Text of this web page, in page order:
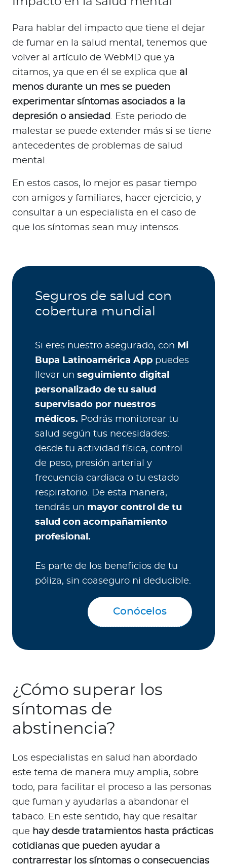
Para hablar del impacto que tiene el dejar
de fumar en la salud mental, tenemos que
volver al artículo de WebMD que ya
citamos, ya que en él se explica que al
menos durante un mes se pueden
experimentar síntomas asociados a la
depresión o ansiedad. Este periodo de
malestar se puede extender más si se tiene
antecedentes de problemas de salud
mental.
En estos casos, lo mejor es pasar tiempo
con amigos y familiares, hacer ejercicio, y
consultar a un especialista en el caso de
que los síntomas sean muy intensos.
Seguros de salud con
cobertura mundial
Si eres nuestro asegurado, con Mi
Bupa Latinoamérica App puedes
llevar un seguimiento digital
personalizado de tu salud
supervisado por nuestros
médicos. Podrás monitorear tu
salud según tus necesidades:
desde tu actividad física, control
de peso, presión arterial y
frecuencia cardiaca o tu estado
respiratorio. De esta manera,
tendrás un mayor control de tu
salud con acompañamiento
profesional.
Es parte de los beneficios de tu
póliza, sin coaseguro ni deducible.
Conócelos
¿Cómo superar los
síntomas de
abstinencia?
Los especialistas en salud han abordado
este tema de manera muy amplia, sobre
todo, para facilitar el proceso a las personas
que fuman y ayudarlas a abandonar el
tabaco. En este sentido, hay que resaltar
que hay desde tratamientos hasta prácticas
cotidianas que pueden ayudar a
contrarrestar los síntomas o consecuencias